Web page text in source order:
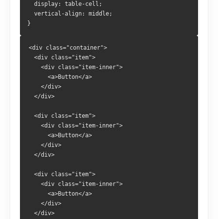
  display: table-cell;
  vertical-align: middle;
}
<div class="container">
  <div class="item">
    <div class="item-inner">
      <a>Button</a>
    </div>
  </div>
  <div class="item">
    <div class="item-inner">
      <a>Button</a>
    </div>
  </div>
  <div class="item">
    <div class="item-inner">
      <a>Button</a>
    </div>
  </div>